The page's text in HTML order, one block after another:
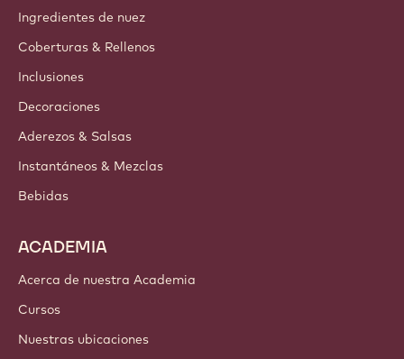
Ingredientes de nuez
Coberturas & Rellenos
Inclusiones
Decoraciones
Aderezos & Salsas
Instantáneos & Mezclas
Bebidas
ACADEMIA
Acerca de nuestra Academia
Cursos
Nuestras ubicaciones